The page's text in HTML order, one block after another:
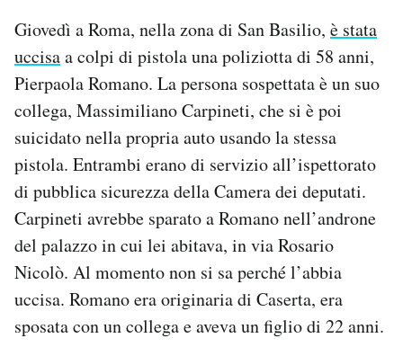
CALENDARIO
AREA PERSONALE
Area Personale
Newsletter
Notifiche mobile
Hai bisogno di aiuto?
Esci
Giovedì a Roma, nella zona di San Basilio, è stata
uccisaa colpi di pistola una poliziotta di 58 anni,
Pierpaola Romano. La persona sospettata è un suo
collega, Massimiliano Carpineti, che si è poi
suicidato nella propria auto usando la stessa
pistola. Entrambi erano di servizio all’ispettorato
di pubblica sicurezza della Camera dei deputati.
Carpineti avrebbe sparato a Romano nell’androne
del palazzo in cui lei abitava, in via Rosario
Nicolò. Al momento non si sa perché l’abbia
uccisa. Romano era originaria di Caserta, era
sposata con un collega e aveva un figlio di 22 anni.